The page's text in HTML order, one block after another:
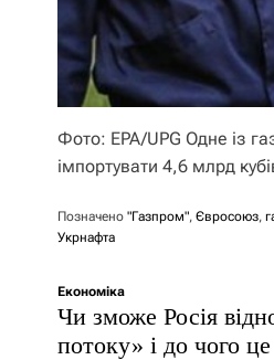
Фото: EPA/UPG Одне із
імпортувати 4,6 млрд
Позначено "Газпром", Євросоюз,
Укрнафта
Економіка
Чи зможе Росія
потоку» і до чого